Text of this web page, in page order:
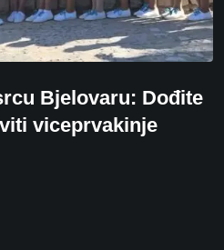
Bjelovaru: Dođite
viceprvakinje